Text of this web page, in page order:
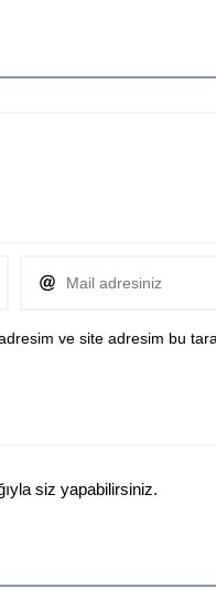
ve site adresim bu
siz yapabilirsiniz.